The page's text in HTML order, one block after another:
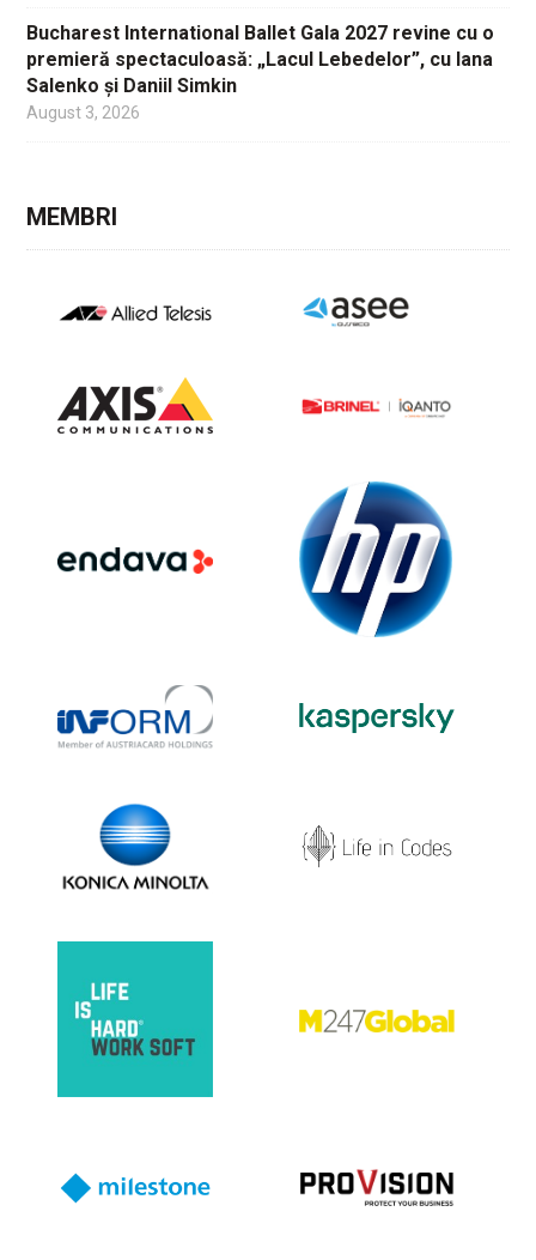
Bucharest International Ballet Gala 2027 revine cu o
premieră spectaculoasă: „Lacul Lebedelor”, cu Iana
Salenko și Daniil Simkin
August 3, 2026
MEMBRI